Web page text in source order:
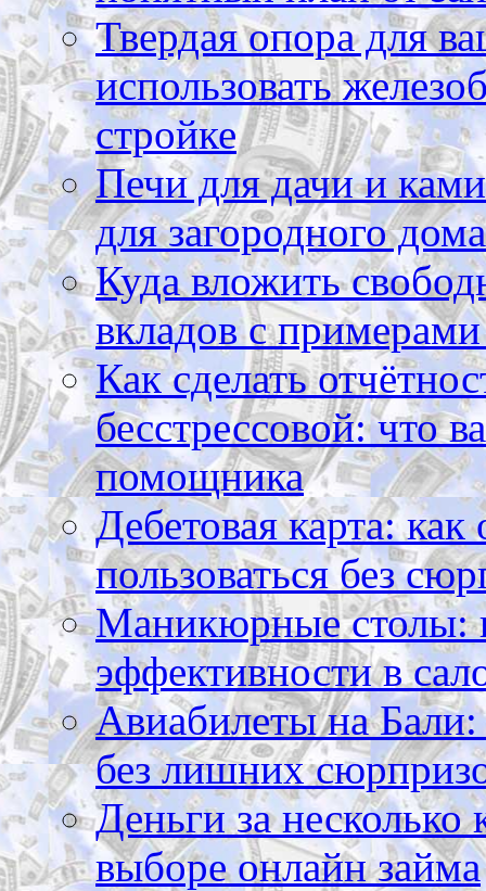
Твердая опора для
использовать
стройке
Печи для дачи и
для загородного дома
Куда вложить
вкладов с
Как сделать
бесстрессовой: что
помощника
Дебетовая карта:
пользоваться без
Маникюрные столы:
эффективности в
Авиабилеты на Бали:
без лишних
Деньги за
выборе онлайн займа